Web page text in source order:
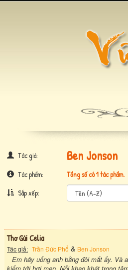
Tác giả: Ben Jonson
Tác phẩm:
Tổng số có 1 tác phẩm.
Sắp xếp:
Thơ Gửi Celia
Tác giả: Trần Đức Phổ & Ben Jonson
Em hãy uống anh bằng đôi mắt ấy. Và